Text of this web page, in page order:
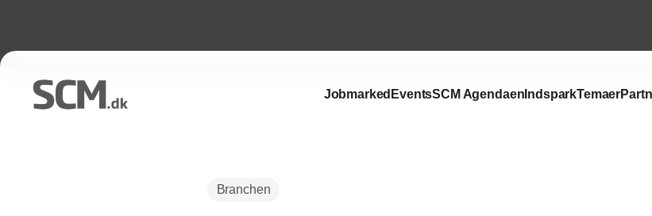
Jobmarked EventsSCM Agendaen IndsparkTemaer
Branchen